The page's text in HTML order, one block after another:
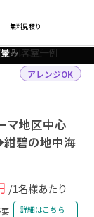
無料見積り
マ地区中心
碧の地中海
アレンジOK
/1名様あたり
詳細はこちら
テル ロビー
ル 客室一例
み
テル 外観
フォトギャラリー